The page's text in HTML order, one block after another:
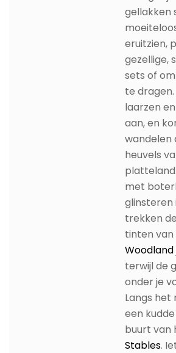
gellakken
eruitzien,
gezellige,
sets of
te dragen.
laarzen
aan, en
wandelen
heuvels
met
glinsteren
trekken
tinten van
Woodland
terwijl de
onder je
Langs het
een
buurt van
Stables.